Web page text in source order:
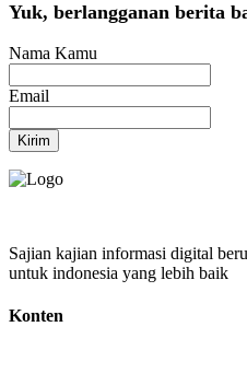
Yuk, berlangganan berita
Nama Kamu
Email
Kirim
Sajian kajian informasi digital
untuk indonesia yang lebih baik
Konten